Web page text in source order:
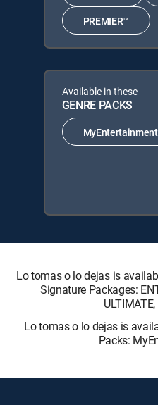
PREMIER™
Available in these
GENRE PACKS
MyEntertainment
Lo tomas o lo dejas is
Signature Packages:
Lo tomas o lo dejas is
Packs: